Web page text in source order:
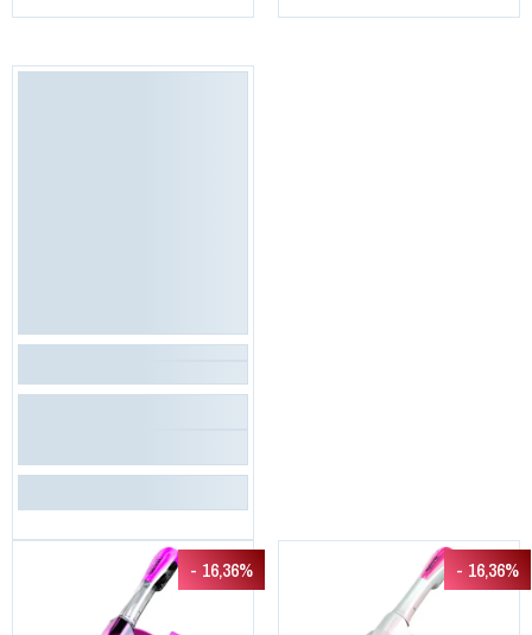
- 16,36% - 16,36%